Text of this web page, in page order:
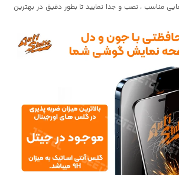
مناسب ، نصب و جدا نمایید تا بطور دقیق در بهترین